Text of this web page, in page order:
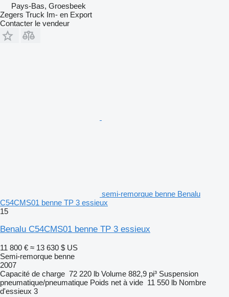
Pays-Bas, Groesbeek
Zegers Truck Im- en Export
Contacter le vendeur
semi-remorque benne Benalu
C54CMS01 benne TP 3 essieux
15
Benalu C54CMS01 benne TP 3 essieux
11 800 € ≈ 13 630 $ US
Semi-remorque benne
2007
Capacité de charge 72 220 lb Volume 882,9 pi³ Suspension
pneumatique/pneumatique Poids net à vide 11 550 lb Nombre
d'essieux 3